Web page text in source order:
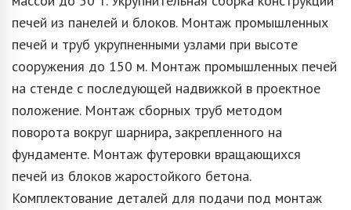
печей из панелей и блоков. Монтаж промышленных
печей и труб укрупненными узлами при высоте
сооружения до 150 м. Монтаж промышленных печей
на стенде с последующей надвижкой в проектное
положение. Монтаж сборных труб методом
поворота вокруг шарнира, закрепленного на
фундаменте. Монтаж футеровки вращающихся
печей из блоков жаростойкого бетона.
Комплектование деталей для подачи под монтаж